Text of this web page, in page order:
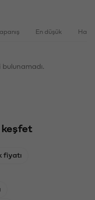
En düşük
keşfet
fiyatı